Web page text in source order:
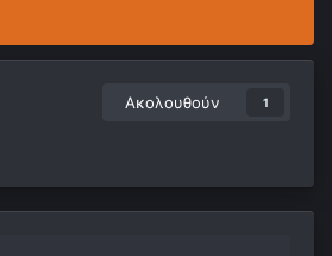
Ακολουθούν 1